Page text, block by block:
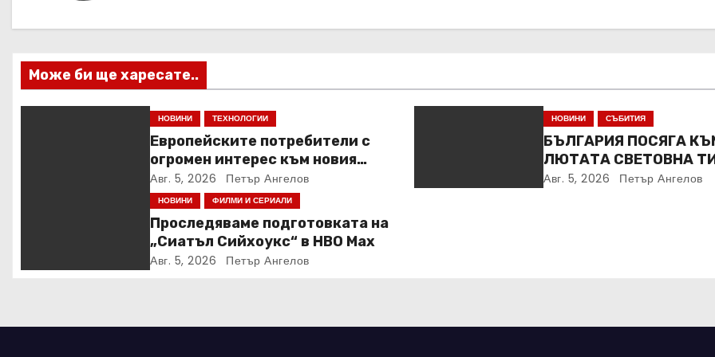
ц
и
я
Може би ще харесате..
НОВИНИ ТЕХНОЛОГИИ
Европейските потребители с
огромен интерес към новия
Samsung Galaxy Z Fold8
Авг. 5, 2026 Петър Ангелов
НОВИНИ СЪБИТИЯ
БЪЛГАРИЯ ПОСЯГА
ЛЮТАТА СВЕТОВНА
Авг. 5, 2026 Петър Ангелов
НОВИНИ ФИЛМИ И СЕРИАЛИ
Проследяваме подготовката на
„Сиатъл Сийхоукс“ в HBO Max
Авг. 5, 2026 Петър Ангелов